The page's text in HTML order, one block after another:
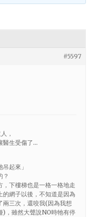
#5597
，
醫生受傷了…
起來」
？
下樓梯也是一格一格地走
網子以後，不知道是因為
兩三次，還咬我(因為我想
)，雖然大聲說NO時牠有停